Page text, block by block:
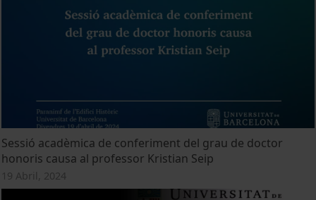
Sessió acadèmica de conferiment del grau de doctor
honoris causa al professor Kristian Seip
19 Abril, 2024